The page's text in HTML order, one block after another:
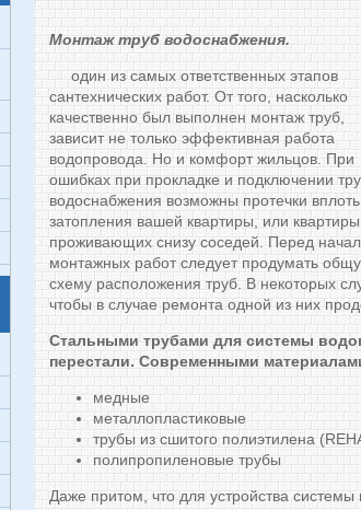
Монтаж труб водоснабжения.
один из самых ответственных этапов
сантехнических работ. От того, насколько
качественно был выполнен монтаж труб,
зависит не только эффективная работа
водопровода. Но и комфорт жильцов. При
ошибках при прокладке и подключении
водоснабжения возможны протечки
затопления вашей квартиры, или квартиры
проживающих снизу соседей. Перед
монтажных работ следует продумать
схему расположения труб. В некоторых
чтобы в случае ремонта одной из них
Стальными трубами для системы
перестали. Современными
медные
металлопластиковые
трубы из сшитого полиэтилена
полипропиленовые трубы
Даже притом, что для устройства